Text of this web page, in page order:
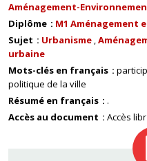
Aménagement-
Diplôme
M1
Sujet
Urbanisme
urbaine
Mots-clés en français
politique de la ville
Résumé en français
.
Accès au document
Accès